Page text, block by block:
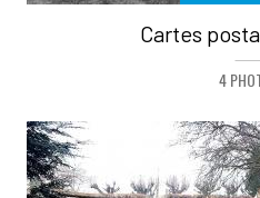
Cartes
4